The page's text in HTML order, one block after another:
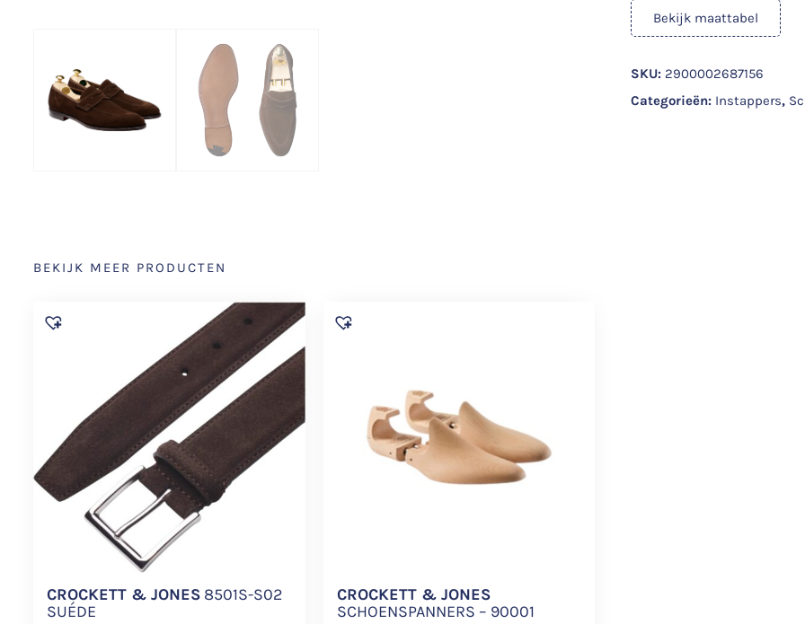
Bekijk maattabel
SKU: 2900002687156
Categorieën: Instappers,
BEKIJK MEER PRODUCTEN
CROCKETT & JONES 8501S-S02
SUÉDE
CROCKETT & JONES
SCHOENSPANNERS – 90001